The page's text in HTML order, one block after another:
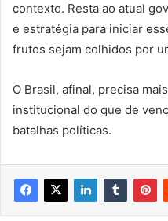
contexto. Resta ao atual
e estratégia para iniciar
frutos sejam colhidos por
O Brasil, afinal, precisa
institucional do que de
batalhas políticas.